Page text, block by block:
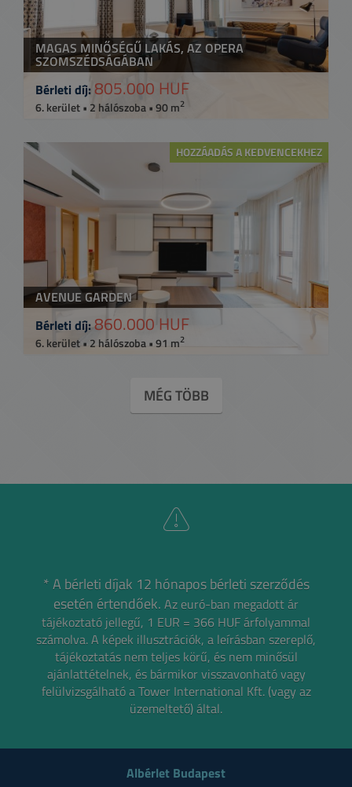
MAGAS MINŐSÉGŰ LAKÁS, AZ OPERA
SZOMSZÉDSÁGÁBAN
Bérleti díj:805.000 HUF
6. kerület • 2 hálószoba • 90 m2
HOZZÁADÁS A KEDVENCEKHEZ
AVENUE GARDEN
Bérleti díj:860.000 HUF
6. kerület • 2 hálószoba • 91 m2
MÉG TÖBB
* A bérleti díjak 12 hónapos bérleti szerződés
esetén értendőek. Az euró-ban megadott ár
tájékoztató jellegű, 1 EUR = 366 HUF árfolyammal
számolva.A képek illusztrációk, a leírásban szereplő,
tájékoztatás nem teljes körű, és nem minősül
ajánlattételnek, és bármikor visszavonható vagy
felülvizsgálható a Tower International Kft. (vagy az
üzemeltető) által.
Albérlet Budapest